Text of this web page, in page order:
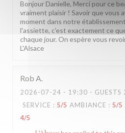
Bonjour Danielle, Merci pour ce
vraiment plaisir ! Savoir que vous
moment dans notre
l'assiette, c'est exactement ce
chaque jour. On espère vous
L'Alsace
Rob A
2026-07-24 - 19:30 - GUESTS
SERVICE : 5/5 AMBIANCE : 5/5
4/5